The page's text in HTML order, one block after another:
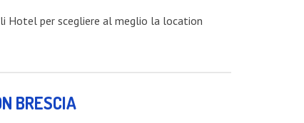
Hotel per scegliere al meglio la location
BRESCIA